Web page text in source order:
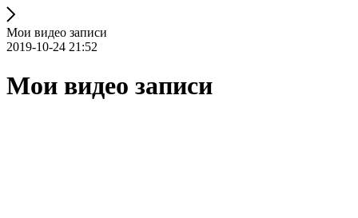
Мои видео записи
2019-10-24 21:52
Мои видео записи